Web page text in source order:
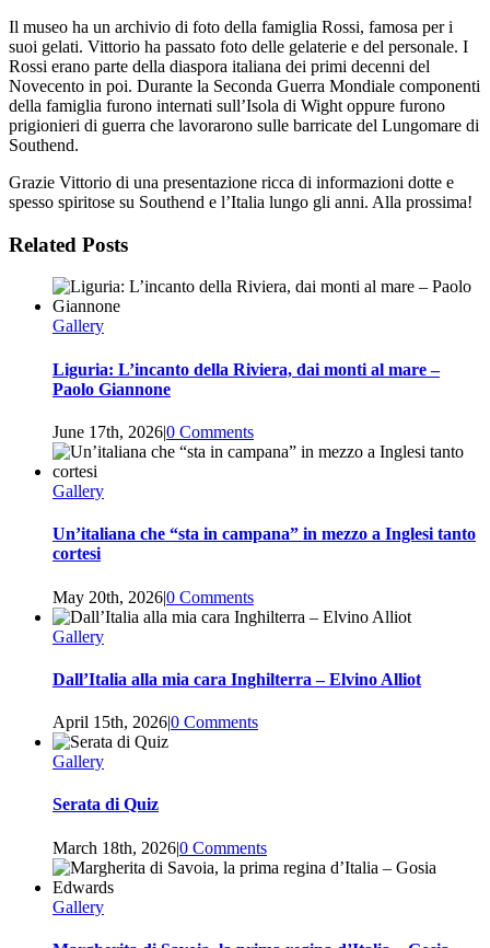
Il museo ha un archivio di foto della famiglia Rossi, famosa per i
suoi gelati. Vittorio ha passato foto delle gelaterie e del personale. I
Rossi erano parte della diaspora italiana dei primi decenni del
Novecento in poi. Durante la Seconda Guerra Mondiale componenti
della famiglia furono internati sull’Isola di Wight oppure furono
prigionieri di guerra che lavorarono sulle barricate del Lungomare di
Southend.
Grazie Vittorio di una presentazione ricca di informazioni dotte e
spesso spiritose su Southend e l’Italia lungo gli anni. Alla prossima!
Related Posts
Gallery
Liguria: L’incanto della Riviera, dai monti al mare –
Paolo Giannone
June 17th, 2026|0 Comments
Gallery
Un’italiana che “sta in campana” in mezzo a Inglesi tanto
cortesi
May 20th, 2026|0 Comments
Gallery
Dall’Italia alla mia cara Inghilterra – Elvino Alliot
April 15th, 2026|0 Comments
Gallery
Serata di Quiz
March 18th, 2026|0 Comments
Gallery